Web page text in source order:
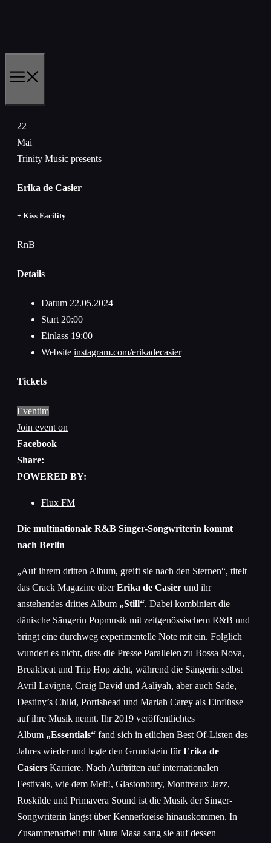
22
Mai
Trinity Music presents
Erika de Casier
+ Kiss Facility
RnB
Details
Datum 22.05.2024
Start 20:00
Einlass 19:00
Website instagram.com/erikadecasier
Tickets
Eventim
Join event on
Facebook
Share:
POWERED BY:
Flux FM
Die multinationale R&B Singer-Songwriterin kommt
nach Berlin
„Auf ihrem dritten Album, greift sie nach den Sternen“, titelt
das Crack Magazine überErika de Casier und ihr
anstehendes drittes Album „Still“. Dabei kombiniert die
dänische Sängerin Popmusik mit zeitgenössischem R&B und
bringt eine durchweg experimentelle Note mit ein. Folglich
wundert es nicht, dass die Presse Parallelen zu Bossa Nova,
Breakbeat und Trip Hop zieht, während die Sängerin selbst
Avril Lavigne, Craig David und Aaliyah, aber auch Sade,
Destiny’s Child, Portishead und Mariah Carey als Einflüsse
auf ihre Musik nennt. Ihr 2019 veröffentlichtes
Album „Essentials“ fand sich in etlichen Best Of-Listen des
Jahres wieder und legte den Grundstein fürErika de
Casiers Karriere. Nach Auftritten auf internationalen
Festivals, wie dem Melt!, Glastonbury, Montreaux Jazz,
Roskilde und Primavera Sound ist die Musik der Singer-
Songwriterin längst über Kennerkreise hinauskommen. In
Zusammenarbeit mit Mura Masa sang sie auf dessen